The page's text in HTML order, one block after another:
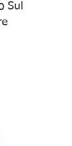
Sul